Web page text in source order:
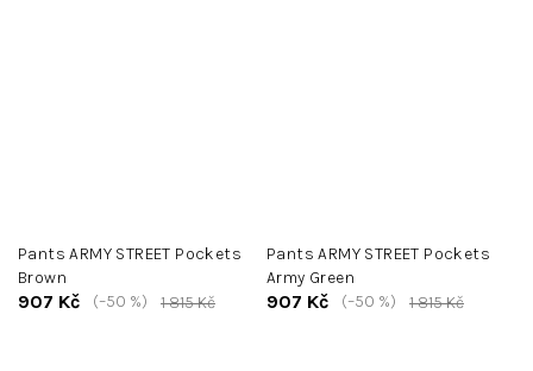
Pants ARMY STREET Pockets
Brown
907 Kč 1 815 Kč
(–50 %)
Pants ARMY STREET Pockets
Army Green
907 Kč 1 815 Kč
(–50 %)